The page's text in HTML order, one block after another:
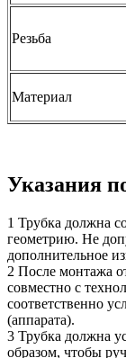
Резьба
Материал
Указания
1 Трубка должна
геометрию. Не
дополнительное
2 После монтажа
совместно с
соответственно
(аппарата).
3 Трубка должна
образом, чтобы